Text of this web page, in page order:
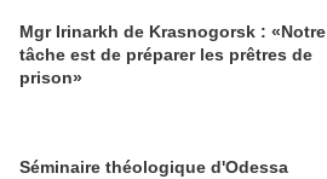
Mgr Irinarkh de Krasnogorsk : «Notre
tâche est de préparer les prêtres de
prison»
Séminaire théologique d'Odessa